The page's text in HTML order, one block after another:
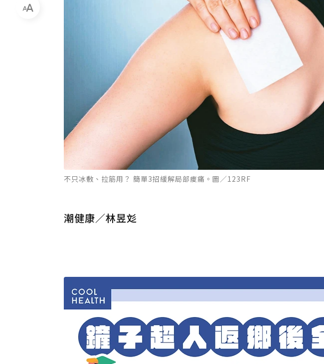
不只冰敷、拉筋用？ 簡單3招緩解局部痠痛。圖／123RF
潮健康／林昱彣